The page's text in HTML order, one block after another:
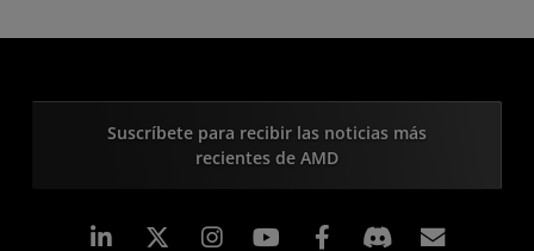
Suscríbete para recibir las noticias más
recientes de AMD
LinkedIn Instagram Facebook